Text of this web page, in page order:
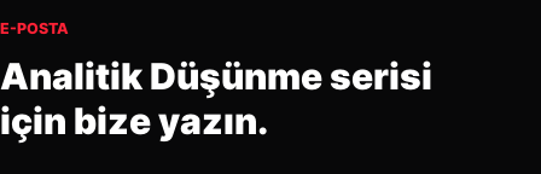
E-POSTA
Analitik Düşünme serisi
için bize yazın.